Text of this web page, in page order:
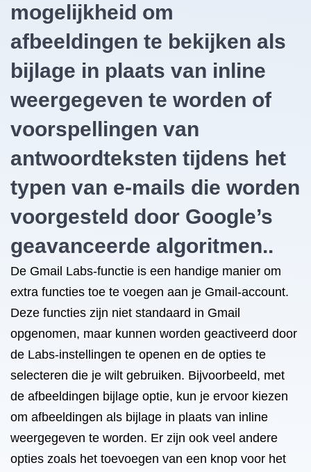
mogelijkheid om
afbeeldingen te bekijken als
bijlage in plaats van inline
weergegeven te worden of
voorspellingen van
antwoordteksten tijdens het
typen van e-mails die worden
voorgesteld door Google’s
geavanceerde algoritmen..
De Gmail Labs-functie is een handige manier om
extra functies toe te voegen aan je Gmail-account.
Deze functies zijn niet standaard in Gmail
opgenomen, maar kunnen worden geactiveerd door
de Labs-instellingen te openen en de opties te
selecteren die je wilt gebruiken. Bijvoorbeeld, met
de afbeeldingen bijlage optie, kun je ervoor kiezen
om afbeeldingen als bijlage in plaats van inline
weergegeven te worden. Er zijn ook veel andere
opties zoals het toevoegen van een knop voor het